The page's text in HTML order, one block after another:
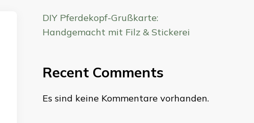
DIY Pferdekopf-Grußkarte:
Handgemacht mit Filz & Stickerei
Recent Comments
Es sind keine Kommentare vorhanden.